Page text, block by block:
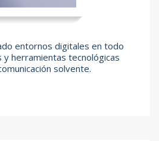
entornos digitales en todo
herramientas tecnológicas
solvente.